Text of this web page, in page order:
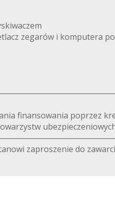
zegarów i komputera
finansowania poprzez
zaproszenie do